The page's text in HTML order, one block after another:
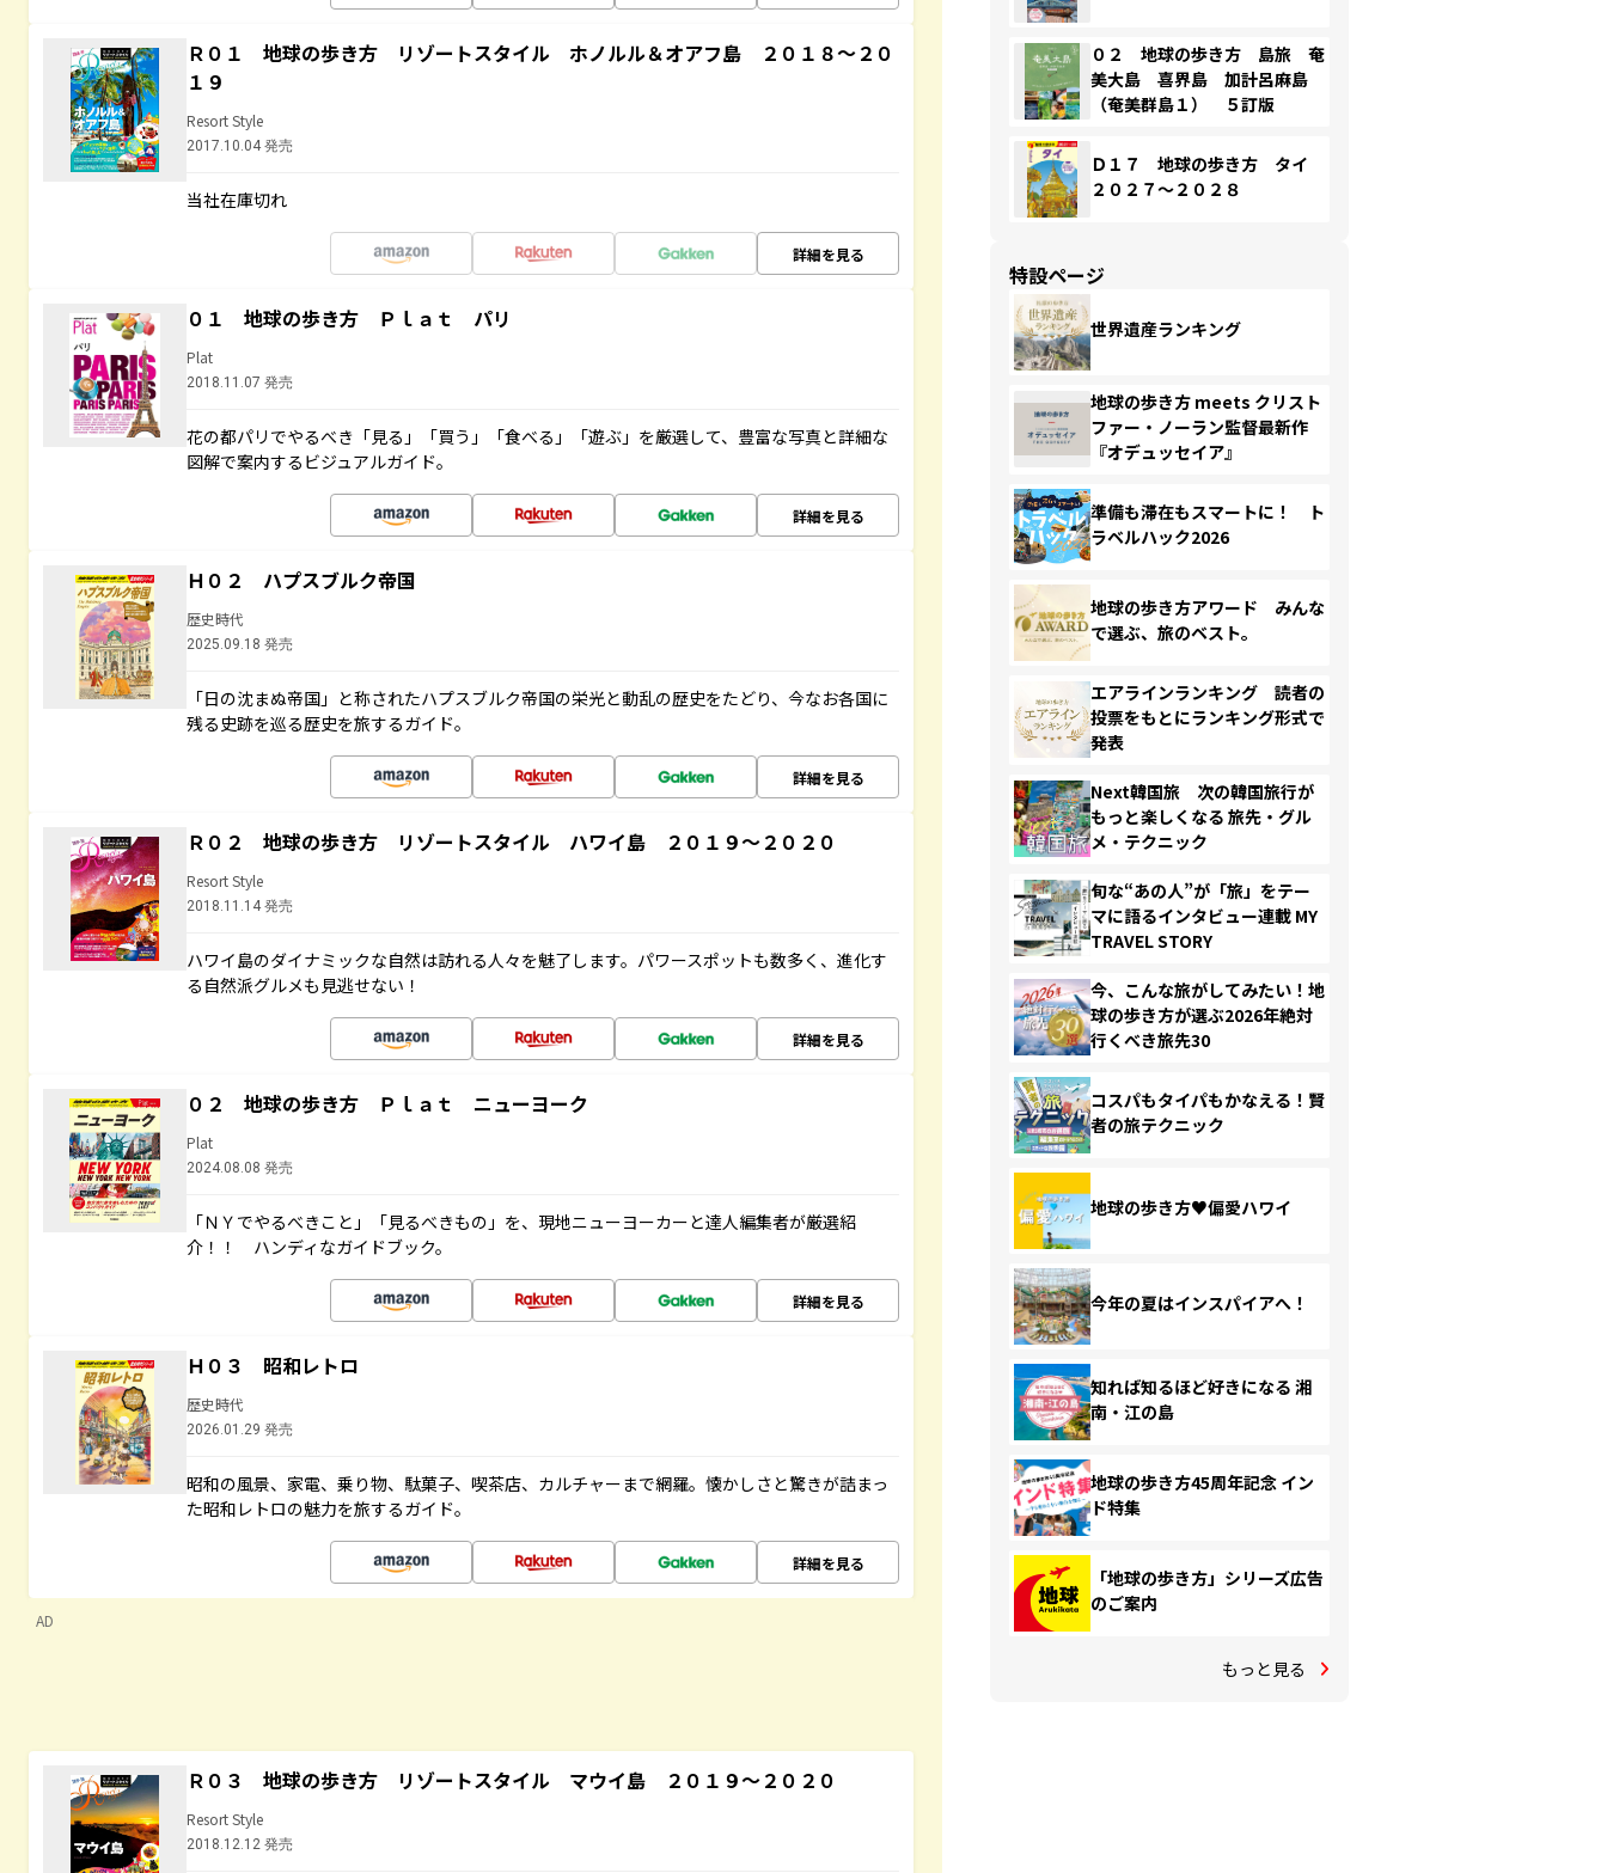
Ｒ０１ 地球の歩き方 リゾートスタイル ホノルル＆オアフ島 ２０１８～２０
１９
Resort Style
2017.10.04 発売
当社在庫切れ
詳細を見る
０１ 地球の歩き方 Ｐｌａｔ パリ
Plat
2018.11.07 発売
花の都パリでやるべき「見る」「買う」「食べる」「遊ぶ」を厳選して、豊富な写真と詳細な
図解で案内するビジュアルガイド。
詳細を見る
Ｈ０２ ハプスブルク帝国
歴史時代
2025.09.18 発売
「日の沈まぬ帝国」と称されたハプスブルク帝国の栄光と動乱の歴史をたどり、今なお各国に
残る史跡を巡る歴史を旅するガイド。
詳細を見る
Ｒ０２ 地球の歩き方 リゾートスタイル ハワイ島 ２０１９～２０２０
Resort Style
2018.11.14 発売
ハワイ島のダイナミックな自然は訪れる人々を魅了します。パワースポットも数多く、進化す
る自然派グルメも見逃せない！
詳細を見る
０２ 地球の歩き方 Ｐｌａｔ ニューヨーク
Plat
2024.08.08 発売
「ＮＹでやるべきこと」「見るべきもの」を、現地ニューヨーカーと達人編集者が厳選紹
介！！ ハンディなガイドブック。
詳細を見る
Ｈ０３ 昭和レトロ
歴史時代
2026.01.29 発売
昭和の風景、家電、乗り物、駄菓子、喫茶店、カルチャーまで網羅。懐かしさと驚きが詰まっ
た昭和レトロの魅力を旅するガイド。
詳細を見る
AD
Ｒ０３ 地球の歩き方 リゾートスタイル マウイ島 ２０１９～２０２０
Resort Style
2018.12.12 発売
０２ 地球の歩き方 島旅 奄
美大島 喜界島 加計呂麻島
（奄美群島１） ５訂版
Ｄ１７ 地球の歩き方 タイ
２０２７～２０２８
特設ページ
世界遺産ランキング
地球の歩き方 meets クリスト
ファー・ノーラン監督最新作
『オデュッセイア』
準備も滞在もスマートに！ ト
ラベルハック2026
地球の歩き方アワード みんな
で選ぶ、旅のベスト。
エアラインランキング 読者の
投票をもとにランキング形式で
発表
Next韓国旅 次の韓国旅行が
もっと楽しくなる 旅先・グル
メ・テクニック
旬な“あの人”が「旅」をテー
マに語るインタビュー連載 MY
TRAVEL STORY
今、こんな旅がしてみたい！地
球の歩き方が選ぶ2026年絶対
行くべき旅先30
コスパもタイパもかなえる！賢
者の旅テクニック
地球の歩き方♥偏愛ハワイ
今年の夏はインスパイアへ！
知れば知るほど好きになる 湘
南・江の島
地球の歩き方45周年記念 イン
ド特集
「地球の歩き方」シリーズ広告
のご案内
もっと見る